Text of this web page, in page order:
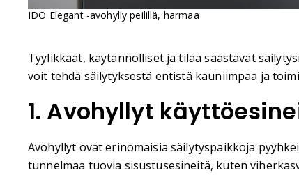
IDO Elegant -avohylly peilillä, harmaa
Tyylikkäät, käytännölliset ja tilaa säästävät
voit tehdä säilytyksestä entistä kauniimpaa ja
1. Avohyllyt
Avohyllyt ovat erinomaisia säilytyspaikkoja
tunnelmaa tuovia sisustusesineitä, kuten